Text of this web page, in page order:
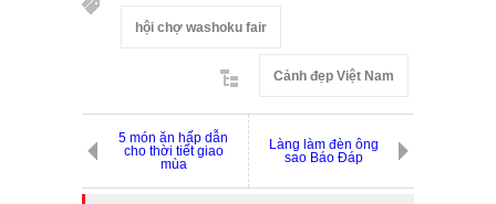
hội chợ washoku fair
Cảnh đẹp Việt Nam
5 món ăn hấp dẫn
cho thời tiết giao
mùa
Làng làm đèn ông
sao Báo Đáp